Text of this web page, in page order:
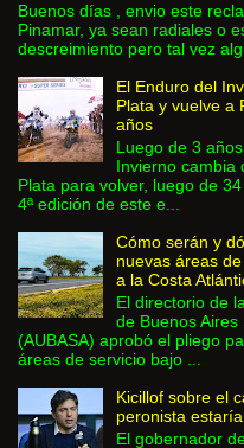
Buenos días , envio este
Pinamar, ya sean radiales o
descreimiento pero tal vez
El Enduro del
Plata y vuelve a
años
Luego de 3
Invierno cambia
Plata para volver, luego de
4ª edición de este e...
Cómo serán y
nuevas áreas
a la Costa
El directorio de
de Buenos Aires
(AUBASA) aprobó el pliego
áreas de servicio bajo ...
Kicillof sobre el
peronista
El gobernador